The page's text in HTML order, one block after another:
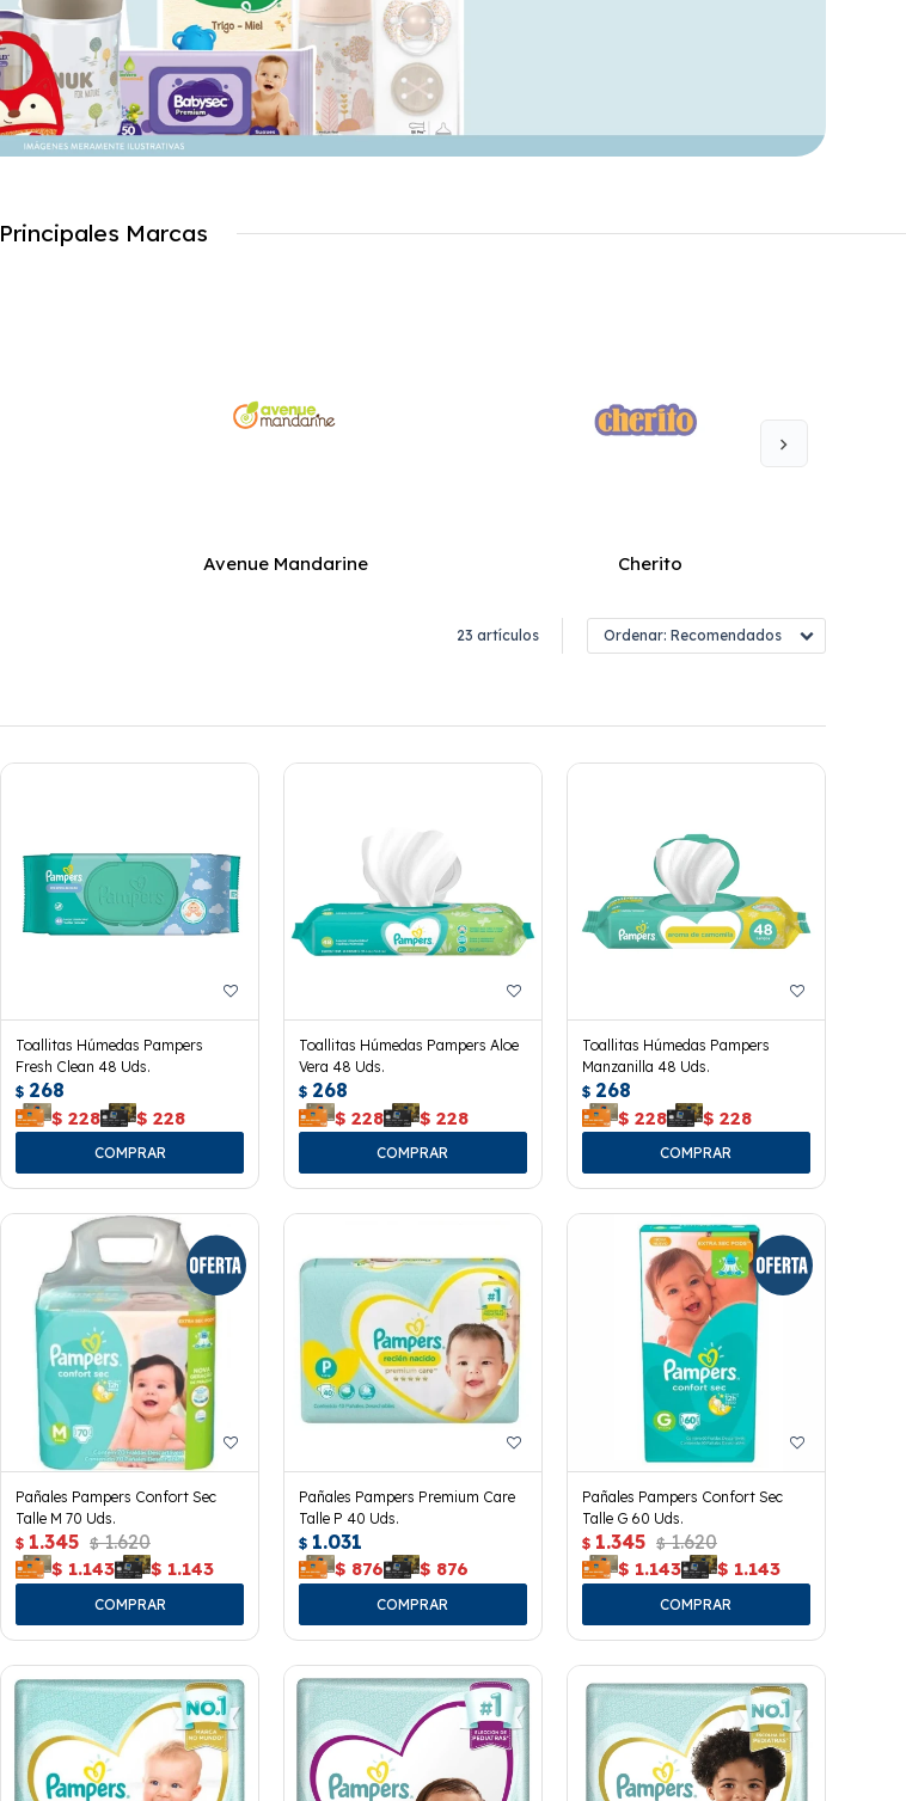
Principales Marcas
Avenue Mandarine Cherito
23 artículos Recomendados
Toallitas Húmedas Pampers
Fresh Clean 48 Uds.
$ 268
$ 228 $ 228
Toallitas Húmedas Pampers Aloe
Vera 48 Uds.
$ 268
$ 228 $ 228
Toallitas Húmedas Pampers
Manzanilla 48 Uds.
$ 268
$ 228 $ 228
Pañales Pampers Confort Sec
Talle M 70 Uds.
$ 1.345 $ 1.620
$ 1.143 $ 1.143
Pañales Pampers Premium Care
Talle P 40 Uds.
$ 1.031
$ 876 $ 876
Pañales Pampers Confort Sec
Talle G 60 Uds.
$ 1.345 $ 1.620
$ 1.143 $ 1.143